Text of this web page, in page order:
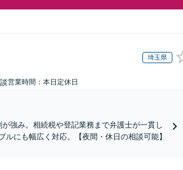
埼玉県
営業時間：本日定休日
強み。相続税や登記業務まで弁護士が一貫し
にも幅広く対応。【夜間・休日の相談可能】